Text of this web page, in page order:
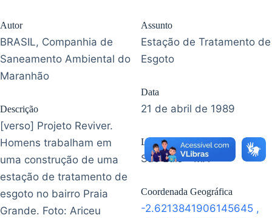
Autor
BRASIL, Companhia de
Saneamento Ambiental do
Maranhão
Descrição
[verso] Projeto Reviver.
Homens trabalham em
uma construção de uma
estação de tratamento de
esgoto no bairro Praia
Grande. Foto: Ariceu
Assunto
Estação de Tratamento de
Esgoto
Data
21 de abril de 1989
Localização
São Luís - MA
Coordenada Geográfica
-2.6213841906145645 ,